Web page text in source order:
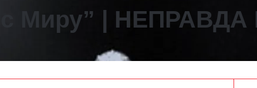
Миру” | НЕПРАВДА